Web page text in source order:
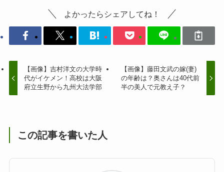
よかったらシェアしてね！
【画像】吉村洋文の大学時
代がイケメン！高校は大阪
府立生野から九州大法学部
【画像】藤田文武の嫁(妻)
の年齢は？奥さんは40代前
半の美人で元教え子？
この記事を書いた人